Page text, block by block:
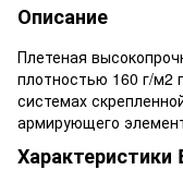
Описание
Плетеная
плотностью 160 г/м2
системах
армирующего
Характеристики